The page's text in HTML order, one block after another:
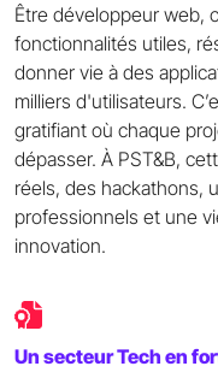
Être développeur web,
fonctionnalités utiles,
donner vie à des
milliers d'utilisateurs.
gratifiant où chaque
dépasser. À PST&B,
réels, des hackathons,
professionnels et une
innovation.
Un secteur Tech en